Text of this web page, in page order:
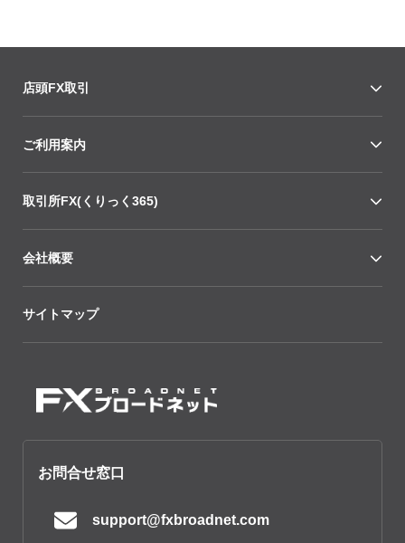
店頭FX取引
ご利用案内
取引所FX(くりっく365)
会社概要
サイトマップ
お問合せ窓口
support@fxbroadnet.com